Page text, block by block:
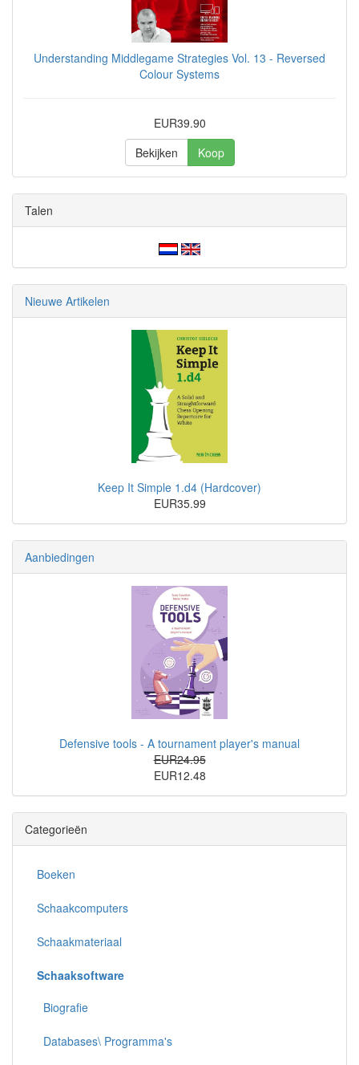
Understanding Middlegame Strategies Vol. 13 - Reversed
Colour Systems
EUR39.90
Bekijken
Koop
Talen
Nieuwe Artikelen
Keep It Simple 1.d4 (Hardcover)
EUR35.99
Aanbiedingen
Defensive tools - A tournament player's manual
EUR24.95
EUR12.48
Categorieën
Boeken
Schaakcomputers
Schaakmateriaal
Schaaksoftware
Biografie
Databases\ Programma's